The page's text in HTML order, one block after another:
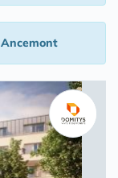
Ancemont